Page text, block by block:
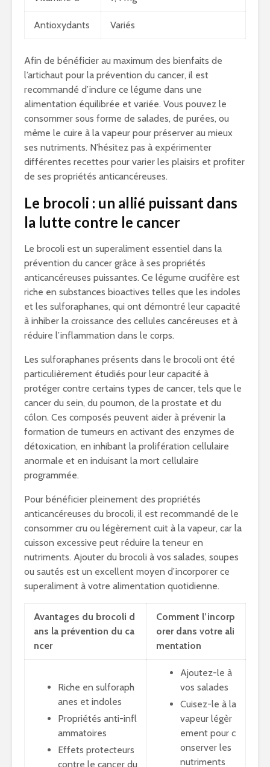
Antioxydants Variés
Afin de bénéficier au maximum des bienfaits de
l’artichaut pour la prévention du cancer, il est
recommandé d’inclure ce légume dans une
alimentation équilibrée et variée. Vous pouvez le
consommer sous forme de salades, de purées, ou
même le cuire à la vapeur pour préserver au mieux
ses nutriments. N’hésitez pas à expérimenter
différentes recettes pour varier les plaisirs et profiter
de ses propriétés anticancéreuses.
Le brocoli : un allié puissant dans
la lutte contre le cancer
Le brocoli est un superaliment essentiel dans la
prévention du cancer grâce à ses propriétés
anticancéreuses puissantes. Ce légume crucifère est
riche en substances bioactives telles que les indoles
et les sulforaphanes, qui ont démontré leur capacité
à inhiber la croissance des cellules cancéreuses et à
réduire l’inflammation dans le corps.
Les sulforaphanes présents dans le brocoli ont été
particulièrement étudiés pour leur capacité à
protéger contre certains types de cancer, tels que le
cancer du sein, du poumon, de la prostate et du
côlon. Ces composés peuvent aider à prévenir la
formation de tumeurs en activant des enzymes de
détoxication, en inhibant la prolifération cellulaire
anormale et en induisant la mort cellulaire
programmée.
Pour bénéficier pleinement des propriétés
anticancéreuses du brocoli, il est recommandé de le
consommer cru ou légèrement cuit à la vapeur, car la
cuisson excessive peut réduire la teneur en
nutriments. Ajouter du brocoli à vos salades, soupes
ou sautés est un excellent moyen d’incorporer ce
superaliment à votre alimentation quotidienne.
Avantages du brocoli d
ans la prévention du ca
ncer
Comment l’incorp
orer dans votre ali
mentation
Riche en sulforaph
anes et indoles
Propriétés anti-infl
ammatoires
Effets protecteurs
contre le cancer du
Ajoutez-le à
vos salades
Cuisez-le à la
vapeur légèr
ement pour c
onserver les
nutriments